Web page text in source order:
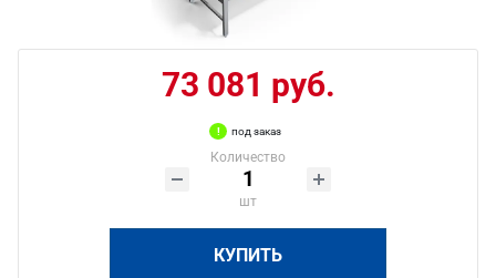
73 081 руб.
под заказ
Количество
шт
КУПИТЬ